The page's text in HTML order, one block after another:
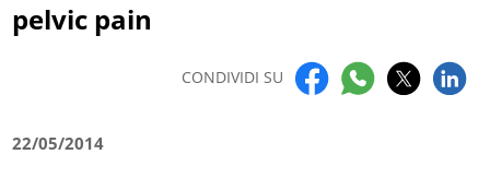
pelvic pain
CONDIVIDI SU
22/05/2014